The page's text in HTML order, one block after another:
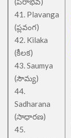
41. Plavanga
(ప్లవంగ)
42. Kilaka
(కీలక)
43. Saumya
(సౌమ్య)
44.
Sadharana
(సాధారణ)
45.